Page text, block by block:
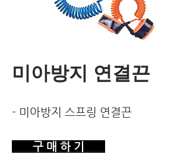
미아방지 연결끈
- 미아방지 스프링 연결끈
구 매 하 기